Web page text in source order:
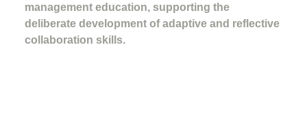
management education, supporting the
deliberate development of adaptive and reflective
collaboration skills.